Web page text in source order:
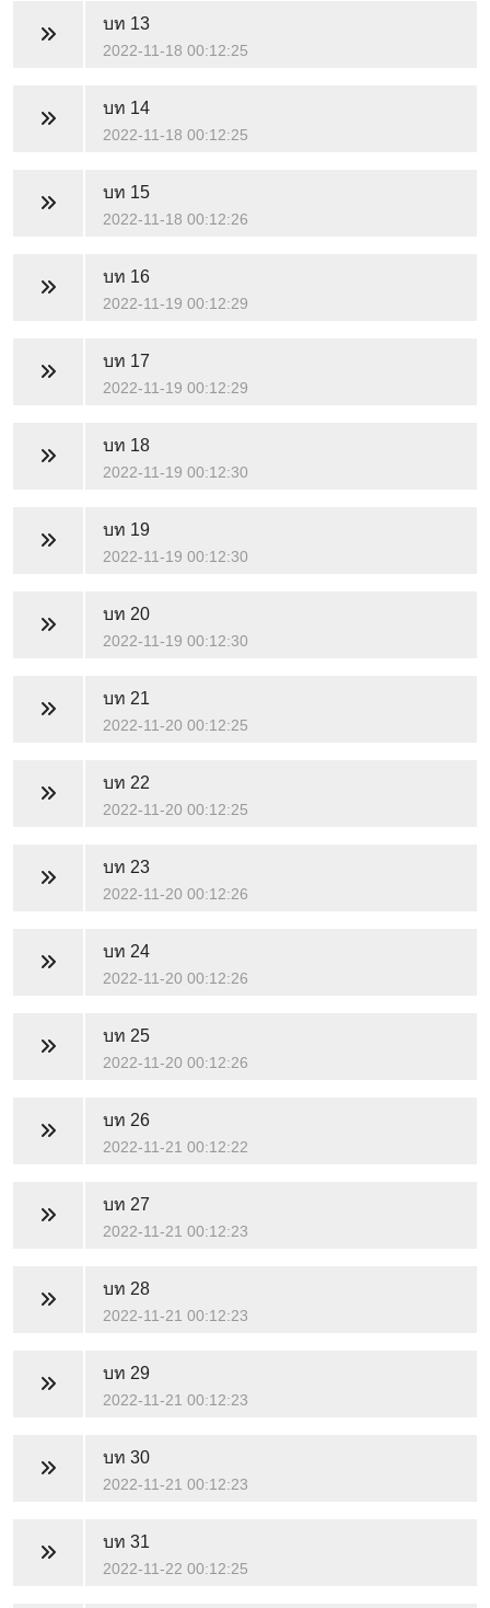
บท 13
2022-11-18 00:12:25
บท 14
2022-11-18 00:12:25
บท 15
2022-11-18 00:12:26
บท 16
2022-11-19 00:12:29
บท 17
2022-11-19 00:12:29
บท 18
2022-11-19 00:12:30
บท 19
2022-11-19 00:12:30
บท 20
2022-11-19 00:12:30
บท 21
2022-11-20 00:12:25
บท 22
2022-11-20 00:12:25
บท 23
2022-11-20 00:12:26
บท 24
2022-11-20 00:12:26
บท 25
2022-11-20 00:12:26
บท 26
2022-11-21 00:12:22
บท 27
2022-11-21 00:12:23
บท 28
2022-11-21 00:12:23
บท 29
2022-11-21 00:12:23
บท 30
2022-11-21 00:12:23
บท 31
2022-11-22 00:12:25